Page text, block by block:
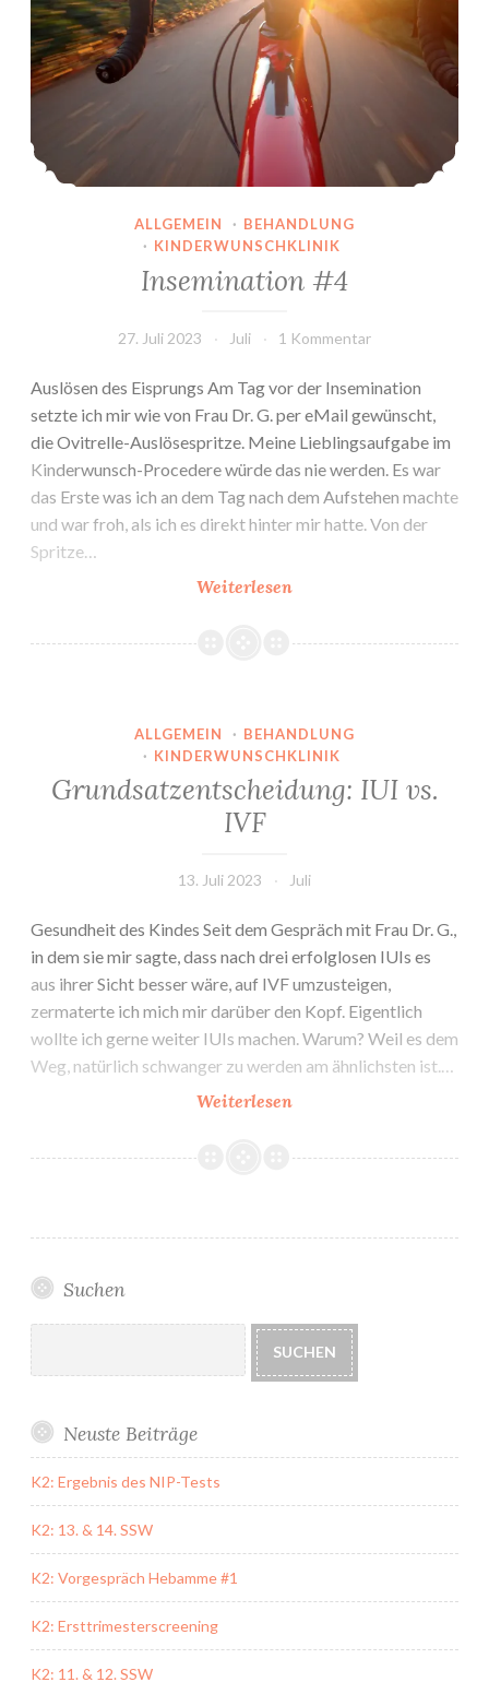
ALLGEMEIN · BEHANDLUNG
· KINDERWUNSCHKLINIK
Insemination #4
27. Juli 2023 Juli 1 Kommentar
Auslösen des Eisprungs Am Tag vor der Insemination
setzte ich mir wie von Frau Dr. G. per eMail gewünscht,
die Ovitrelle-Auslösespritze. Meine Lieblingsaufgabe im
Kinderwunsch-Procedere würde das nie werden. Es war
das Erste was ich an dem Tag nach dem Aufstehen machte
und war froh, als ich es direkt hinter mir hatte. Von der
Spritze…
WeiterlesenInsemination
ALLGEMEIN · BEHANDLUNG
· KINDERWUNSCHKLINIK
Grundsatzentscheidung: IUI vs.
IVF
13. Juli 2023 Juli
Gesundheit des Kindes Seit dem Gespräch mit Frau Dr. G.,
in dem sie mir sagte, dass nach drei erfolglosen IUIs es
aus ihrer Sicht besser wäre, auf IVF umzusteigen,
zermaterte ich mich mir darüber den Kopf. Eigentlich
wollte ich gerne weiter IUIs machen. Warum? Weil es dem
Weg, natürlich schwanger zu werden am ähnlichsten ist.…
WeiterlesenGrundsatzentscheidung:
vs.
Suchen
SUCHEN
Neuste Beiträge
K2: Ergebnis des NIP-Tests
K2: 13. & 14. SSW
K2: Vorgespräch Hebamme #1
K2: Ersttrimesterscreening
K2: 11. & 12. SSW